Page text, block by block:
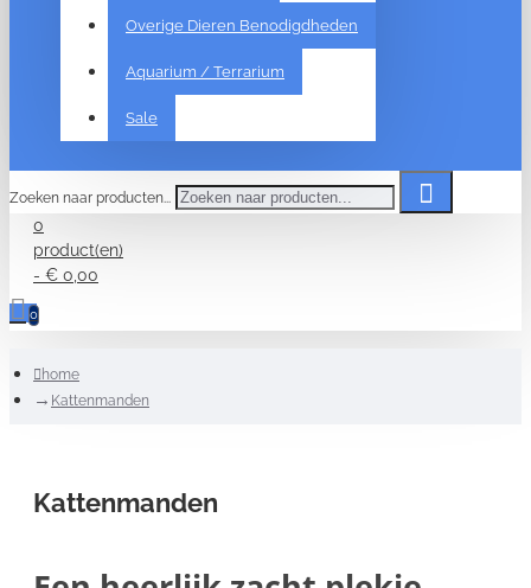
Overige Dieren Benodigdheden
Aquarium / Terrarium
Sale
Zoeken naar producten...
0
product(en)
- € 0,00
0
home
Kattenmanden
Kattenmanden